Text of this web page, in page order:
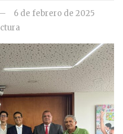
6 de febrero de 2025